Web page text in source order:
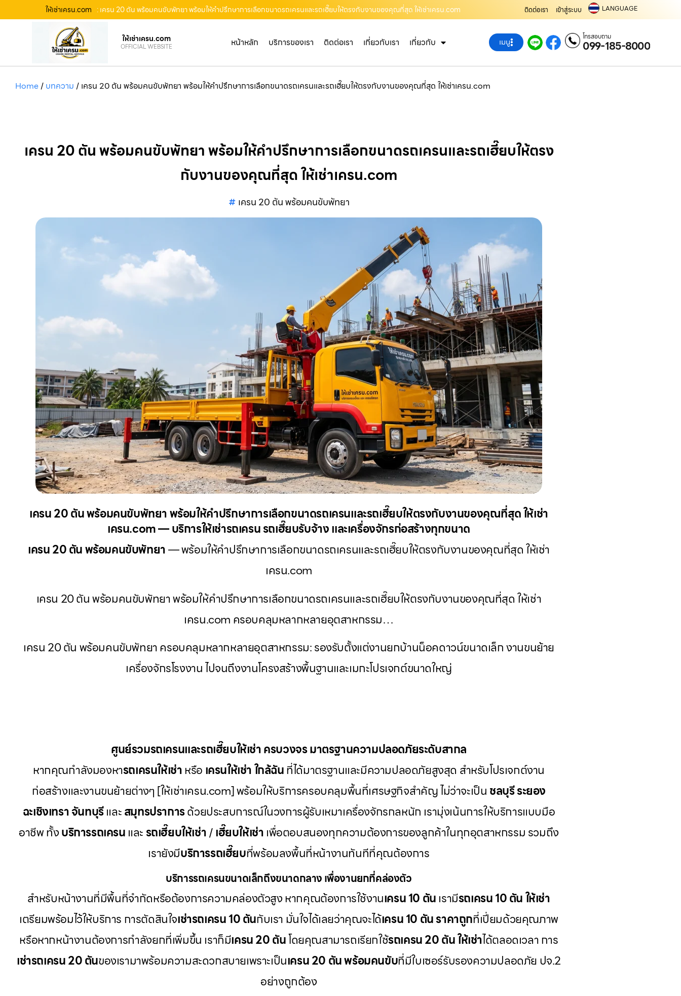
ให้เช่าเครน.com : เครน 20 ตัน พร้อมคนขับพัทยา พร้อมให้คำปรึกษาการเลือกขนาดรถเครนและรถเฮี๊ยบให้ตรงกับงานของคุณที่สุด ให้เช่าเครน.com ติดต่อเรา เข้าสู่ระบบ LANGUAGE
ให้เช่าเครน.com
OFFICIAL WEBSITE หน้าหลัก บริการของเรา ติดต่อเรา เกี่ยวกับเรา เกี่ยวกับ เมนู โทรสอบถาม
099-185-8000
Home/ บทความ / เครน 20 ตัน พร้อมคนขับพัทยา พร้อมให้คำปรึกษาการเลือกขนาดรถเครนและรถเฮี๊ยบให้ตรงกับงานของคุณที่สุด ให้เช่าเครน.com
เครน 20 ตัน พร้อมคนขับพัทยา พร้อมให้คำปรึกษาการเลือกขนาดรถเครนและรถเฮี๊ยบให้ตรง
กับงานของคุณที่สุด ให้เช่าเครน.com
เครน 20 ตัน พร้อมคนขับพัทยา
เครน 20 ตัน พร้อมคนขับพัทยา พร้อมให้คำปรึกษาการเลือกขนาดรถเครนและรถเฮี๊ยบให้ตรงกับงานของคุณที่สุด ให้เช่า
เครน.com — บริการให้เช่ารถเครน รถเฮี๊ยบรับจ้าง และเครื่องจักรก่อสร้างทุกขนาด
เครน 20 ตัน พร้อมคนขับพัทยา— พร้อมให้คำปรึกษาการเลือกขนาดรถเครนและรถเฮี๊ยบให้ตรงกับงานของคุณที่สุด ให้เช่า
เครน.com
เครน 20 ตัน พร้อมคนขับพัทยา พร้อมให้คำปรึกษาการเลือกขนาดรถเครนและรถเฮี๊ยบให้ตรงกับงานของคุณที่สุด ให้เช่า
เครน.com ครอบคลุมหลากหลายอุตสาหกรรม…
เครน 20 ตัน พร้อมคนขับพัทยา ครอบคลุมหลากหลายอุตสาหกรรม: รองรับตั้งแต่งานยกบ้านน็อคดาวน์ขนาดเล็ก งานขนย้าย
เครื่องจักรโรงงาน ไปจนถึงงานโครงสร้างพื้นฐานและเมกะโปรเจกต์ขนาดใหญ่
ศูนย์รวมรถเครนและรถเฮี๊ยบให้เช่า ครบวงจร มาตรฐานความปลอดภัยระดับสากล
หากคุณกำลังมองหารถเครนให้เช่าหรือ เครนให้เช่าใกล้ฉันที่ได้มาตรฐานและมีความปลอดภัยสูงสุด สำหรับโปรเจกต์งาน
ก่อสร้างและงานขนย้ายต่างๆ [ให้เช่าเครน.com] พร้อมให้บริการครอบคลุมพื้นที่เศรษฐกิจสำคัญ ไม่ว่าจะเป็น ชลบุรี ระยอง
ฉะเชิงเทรา จันทบุรีและสมุทรปราการด้วยประสบการณ์ในวงการผู้รับเหมาเครื่องจักรกลหนัก เรามุ่งเน้นการให้บริการแบบมือ
อาชีพ ทั้งบริการรถเครน และรถเฮี๊ยบให้เช่า/เฮี๊ยบให้เช่า เพื่อตอบสนองทุกความต้องการของลูกค้าในทุกอุตสาหกรรม รวมถึง
เรายังมีบริการรถเฮี๊ยบที่พร้อมลงพื้นที่หน้างานทันทีที่คุณต้องการ
บริการรถเครนขนาดเล็กถึงขนาดกลาง เพื่องานยกที่คล่องตัว
สำหรับหน้างานที่มีพื้นที่จำกัดหรือต้องการความคล่องตัวสูง หากคุณต้องการใช้งานเครน 10 ตัน เรามีรถเครน 10 ตัน ให้เช่า
เตรียมพร้อมไว้ให้บริการ การตัดสินใจเช่ารถเครน 10 ตันกับเรา มั่นใจได้เลยว่าคุณจะได้เครน 10 ตัน ราคาถูกที่เปี่ยมด้วยคุณภาพ
หรือหากหน้างานต้องการกำลังยกที่เพิ่มขึ้น เราก็มีเครน 20 ตันโดยคุณสามารถเรียกใช้รถเครน 20 ตัน ให้เช่าได้ตลอดเวลา การ
เช่ารถเครน 20 ตันของเรามาพร้อมความสะดวกสบายเพราะเป็นเครน 20 ตัน พร้อมคนขับที่มีใบเซอร์รับรองความปลอดภัย ปจ.2
อย่างถูกต้อง